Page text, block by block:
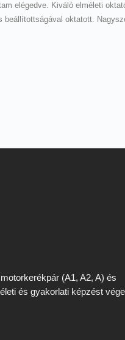
elégedve. Kiváló elméleti
oktatott.
(A1, A2, A) és
és gyakorlati képzést